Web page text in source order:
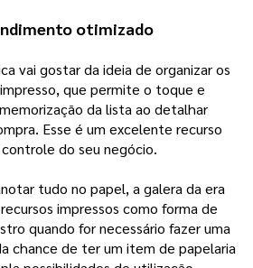
otimizado
vai gostar da ideia de organizar os
que permite o toque e
da lista ao detalhar
Esse é um excelente recurso
do seu negócio.
tudo no papel, a galera da era
impressos como forma de
quando for necessário fazer uma
chance de ter um item de papelaria